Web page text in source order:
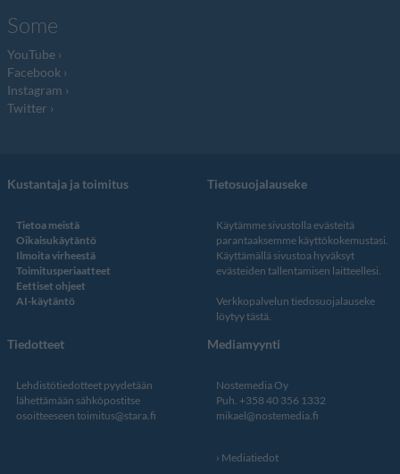
Some
YouTube
Facebook
Instagram
Twitter
Kustantaja ja toimitus
Tietoa meistä
Oikaisukäytäntö
Ilmoita virheestä
Toimitusperiaatteet
Eettiset ohjeet
AI-käytäntö
Tietosuojalauseke
Käytämme sivustolla evästeitä
parantaaksemme käyttökokemustasi.
Käyttämällä sivustoa hyväksyt
evästeiden tallentamisen laitteellesi.
Verkkopalvelun tiedosuojalauseke
löytyy tästä.
Tiedotteet
Lehdistötiedotteet pyydetään
lähettämään sähköpostitse
osoitteeseen toimitus@stara.fi
Mediamyynti
Nostemedia Oy
Puh. +358 40 356 1332
mikael@nostemedia.fi
Mediatiedot